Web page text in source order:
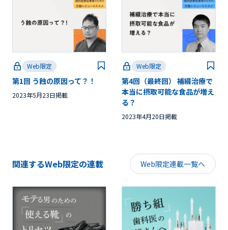
Web限定
第1回 う蝕の原因って？！
2023年5月23日掲載
Web限定
第4回（最終回） 補綴治療で
本当に摂取可能な食品が増え
る？
2023年4月20日掲載
関連するWeb限定の連載 Web限定連載一覧へ